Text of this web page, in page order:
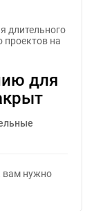
длительного
проектов на
для
вам нужно